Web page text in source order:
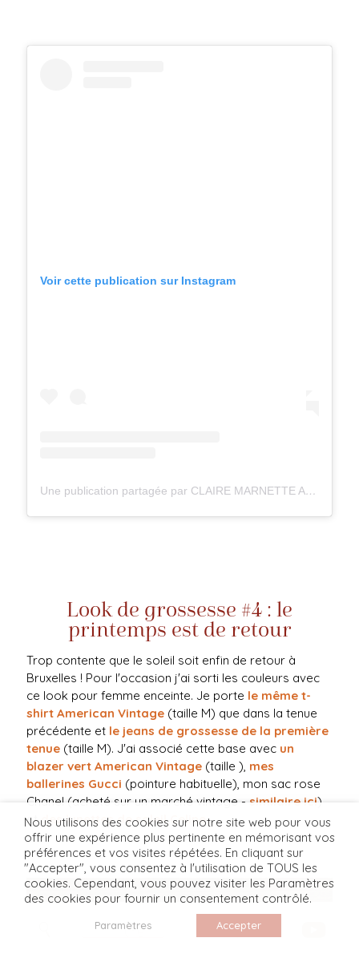
Voir cette publication sur Instagram
Une publication partagée par CLAIRE MARNETTE ALLEGRETTI (@milkywaysblueyes)
Look de grossesse #4 : le
printemps est de retour
Trop contente que le soleil soit enfin de retour à
Bruxelles ! Pour l'occasion j'ai sorti les couleurs avec
ce look pour femme enceinte. Je porte le même t-
shirt American Vintage (taille M) que dans la tenue
précédente et le jeans de grossesse de la première
tenue (taille M). J'ai associé cette base avec un
blazer vert American Vintage (taille ), mes
ballerines Gucci (pointure habituelle), mon sac rose
Chanel (acheté sur un marché vintage - similaire ici)
etdes lunettes de soleil Celine.
Nous utilisons des cookies sur notre site web pour vous
offrir une expérience plus pertinente en mémorisant vos
préférences et vos visites répétées. En cliquant sur
"Accepter", vous consentez à l'utilisation de TOUS les
cookies. Cependant, vous pouvez visiter les Paramètres
des cookies pour fournir un consentement contrôlé.
Paramètres Accepter